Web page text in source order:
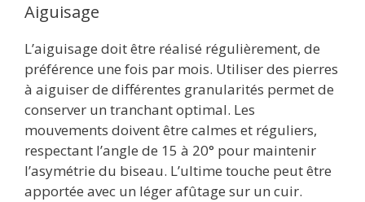
Aiguisage
L’aiguisage doit être réalisé régulièrement, de
préférence une fois par mois. Utiliser des pierres
à aiguiser de différentes granularités permet de
conserver un tranchant optimal. Les
mouvements doivent être calmes et réguliers,
respectant l’angle de 15 à 20° pour maintenir
l’asymétrie du biseau. L’ultime touche peut être
apportée avec un léger afûtage sur un cuir.